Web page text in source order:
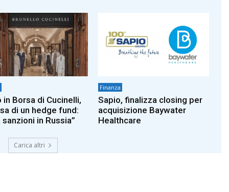
Borsa di Cucinelli,
di un hedge fund:
sanzioni in Russia”
Finanza
Sapio, finalizza closing per
acquisizione Baywater
Healthcare
Carica altri